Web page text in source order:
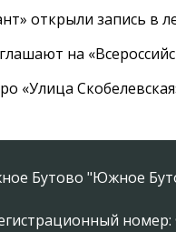
открыли запись в
на
«Улица
Бутово "Южное